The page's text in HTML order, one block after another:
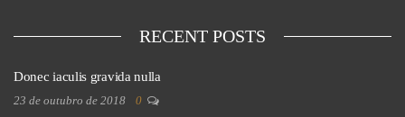
RECENT POSTS
Donec iaculis gravida nulla
23 de outubro de 2018 0